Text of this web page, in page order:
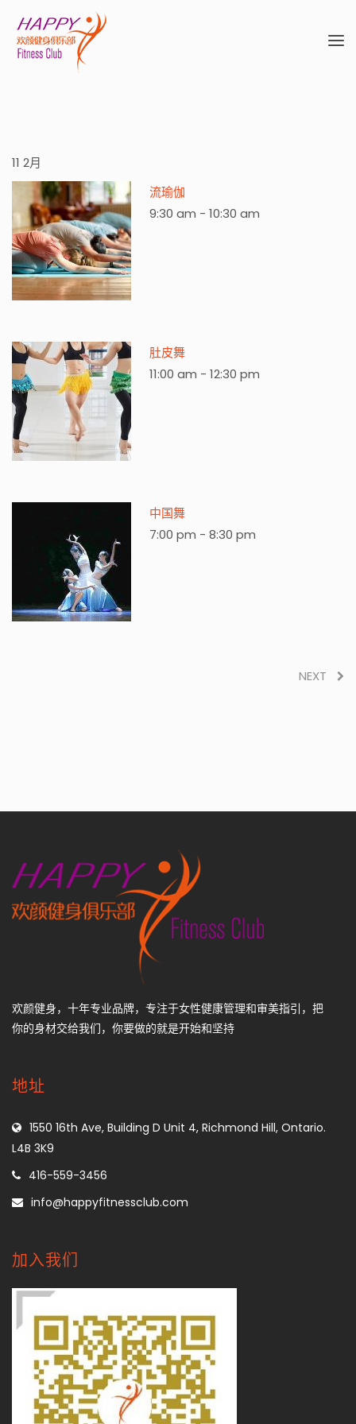
11 2月
流瑜伽
9:30 am - 10:30 am
肚皮舞
11:00 am - 12:30 pm
中国舞
7:00 pm - 8:30 pm
NEXT
欢颜健身，十年专业品牌，专注于女性健康管理和审美指引，把
你的身材交给我们，你要做的就是开始和坚持
地址
1550 16th Ave, Building D Unit 4, Richmond Hill, Ontario.
L4B 3K9
416-559-3456
info@happyfitnessclub.com
加入我们